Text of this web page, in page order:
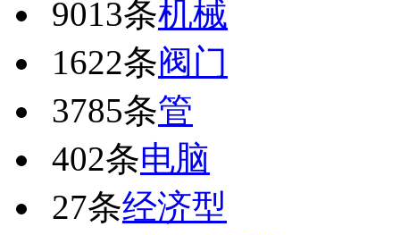
9013条机械
1622条阀门
3785条管
402条电脑
27条经济型